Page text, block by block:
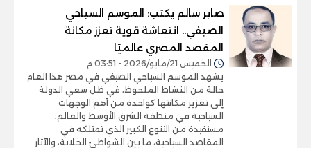
صابر سالم يكتب: الموسم السياحي
الصيفي.. انتعاشة قوية تعزز مكانة
المقصد المصري عالميًا
الخميس 21/مايو/2026 - 03:51 م
يشهد الموسم السياحي الصيفي في مصر هذا العام
حالة من النشاط الملحوظ، في ظل سعي الدولة
إلى تعزيز مكانتها كواحدة من أهم الوجهات
السياحية في منطقة الشرق الأوسط والعالم،
مستفيدة من التنوع الكبير الذي تمتلكه في
المقاصد السياحية، ما بين الشواطئ الخلابة، والآثار